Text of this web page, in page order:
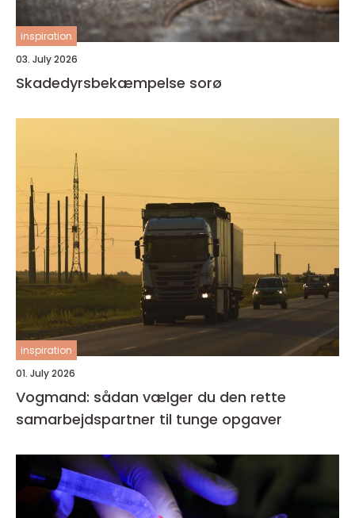
inspiration
03. July 2026
Skadedyrsbekæmpelse sorø
inspiration
01. July 2026
Vogmand: sådan vælger du den rette
samarbejdspartner til tunge opgaver